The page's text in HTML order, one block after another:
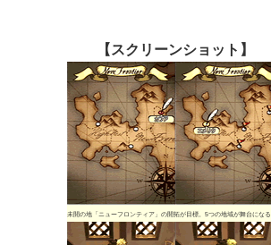
【スクリーンショット】
未開の地「ニューフロンティア」の開拓が目標。5つの地域が舞台になる